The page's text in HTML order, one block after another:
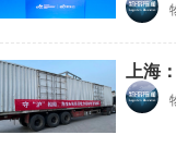
上海